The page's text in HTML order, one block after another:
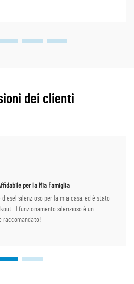
dei clienti
per la Mia Famiglia
silenzioso per la mia casa, ed è stato
Il funzionamento silenzioso è un
raccomandato!